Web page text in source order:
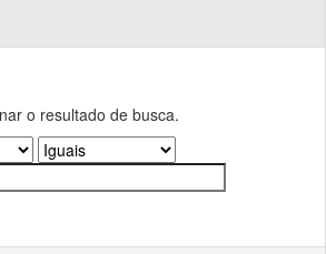
o resultado de busca.